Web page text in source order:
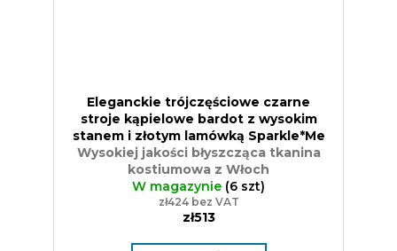
Eleganckie trójczęściowe czarne
stroje kąpielowe bardot z wysokim
stanem i złotym lamówką Sparkle*Me
Wysokiej jakości błyszcząca tkanina
kostiumowa z Włoch
W magazynie (6 szt)
zł424 bez VAT
zł513